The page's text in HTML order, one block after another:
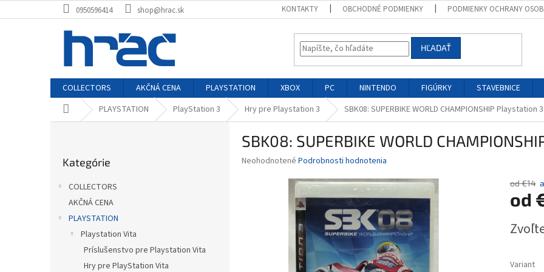
na
0950596414 shop@hrac.sk KONTAKTY OBCHODNÉ PODMIENKY PODMIENKY OCHRANY
HĽADAŤ
COLLECTORS AKČNÁ CENA PLAYSTATION XBOX PC NINTENDO FIGÚRKY STAVEBNICE
DomovPLAYSTATION PlayStation 3 Hry pre Playstation 3 SBK08: SUPERBIKE WORLD CHAMPIONSHIP Playstation 3
kategórie
Kategórie
COLLECTORS
AKČNÁ CENA
PLAYSTATION
Playstation Vita
Príslušenstvo pre Playstation Vita
Hry pre PlayStation Vita
SBK08: SUPERBIKE WORLD
Priemerné
Neohodnotené Podrobnosti hodnotenia
od €14
od
cena:
Variant